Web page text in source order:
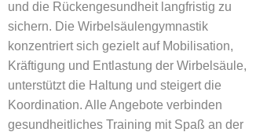
und die Rückengesundheit langfristig zu
sichern. Die Wirbelsäulengymnastik
konzentriert sich gezielt auf Mobilisation,
Kräftigung und Entlastung der Wirbelsäule,
unterstützt die Haltung und steigert die
Koordination. Alle Angebote verbinden
gesundheitliches Training mit Spaß an der